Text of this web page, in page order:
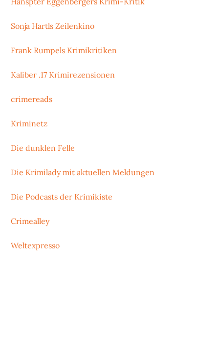
Sonja Hartls Zeilenkino
Frank Rumpels Krimikritiken
Kaliber .17 Krimirezensionen
crimereads
Kriminetz
Die dunklen Felle
Die Krimilady mit aktuellen Meldungen
Die Podcasts der Krimikiste
Crimealley
Weltexpresso